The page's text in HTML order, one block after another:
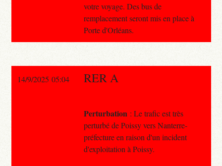
votre voyage. Des bus de
remplacement seront mis en place à
Porte d'Orléans.
14/9/2025 05:04 RER A
Perturbation : Le trafic est très
perturbé de Poissy vers Nanterre-
préfecture en raison d'un incident
d'exploitation à Poissy.